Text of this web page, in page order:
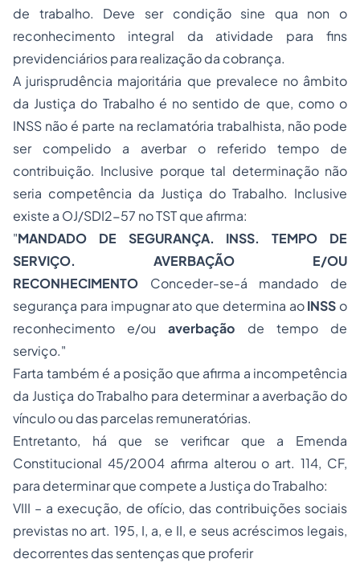
de trabalho. Deve ser condição sine qua non o
reconhecimento integral da atividade para fins
previdenciários para realização da cobrança.
A jurisprudência majoritária que prevalece no âmbito
da Justiça do Trabalho é no sentido de que, como o
INSS não é parte na reclamatória trabalhista, não pode
ser compelido a averbar o referido tempo de
contribuição. Inclusive porque tal determinação não
seria competência da Justiça do Trabalho. Inclusive
existe a OJ/SDI2-57 no TST que afirma:
"MANDADO DE SEGURANÇA. INSS. TEMPO DE
SERVIÇO. AVERBAÇÃO E/OU
RECONHECIMENTO Conceder-se-á mandado de
segurança para impugnar ato que determina aoINSS o
reconhecimento e/ouaverbação de tempo de
serviço."
Farta também é a posição que afirma a incompetência
da Justiça do Trabalho para determinar a averbação do
vínculo ou das parcelas remuneratórias.
Entretanto, há que se verificar que a Emenda
Constitucional 45/2004 afirma alterou o art. 114, CF,
para determinar que compete a Justiça do Trabalho:
VIII – a execução, de ofício, das contribuições sociais
previstas no art. 195, I, a, e II, e seus acréscimos legais,
decorrentes das sentenças que proferir